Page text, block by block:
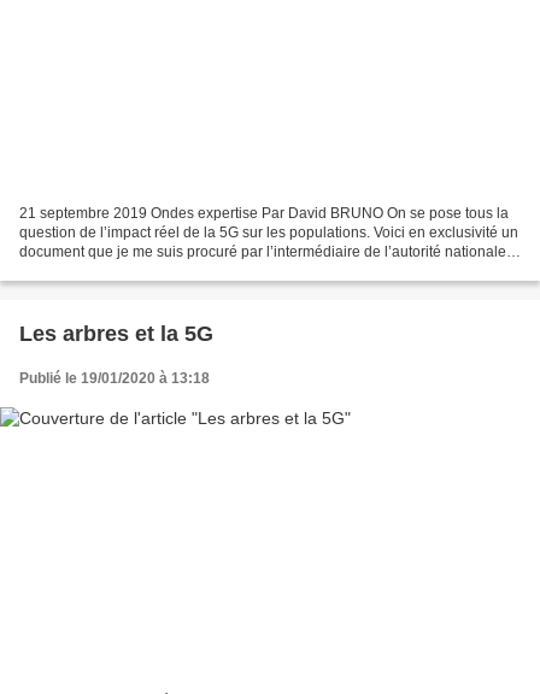
21 septembre 2019 Ondes expertise Par David BRUNO On se pose tous la
question de l’impact réel de la 5G sur les populations. Voici en exclusivité un
document que je me suis procuré par l’intermédiaire de l’autorité nationale
Les arbres et la 5G
Publié le 19/01/2020 à 13:18